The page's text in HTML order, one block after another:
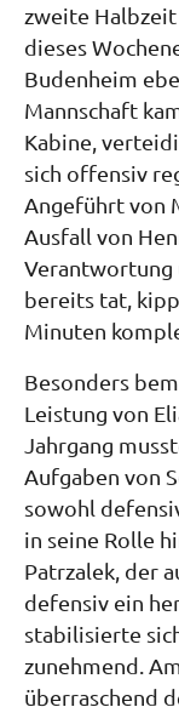
zweite
dieses
Budenheim
Mannschaft
Kabine,
sich offensiv
Angeführt von
Ausfall von
Verantwortung
bereits tat,
Minuten
Besonders
Leistung von
Jahrgang
Aufgaben von
sowohl
in seine Rolle
Patrzalek, der
defensiv ein
stabilisierte
zunehmend.
überraschend